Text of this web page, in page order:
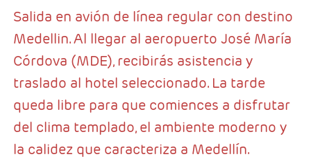
Salida en avión de línea regular con destino
Medellin. Al llegar al aeropuerto José María
Córdova (MDE), recibirás asistencia y
traslado al hotel seleccionado. La tarde
queda libre para que comiences a disfrutar
del clima templado, el ambiente moderno y
la calidez que caracteriza a Medellín.